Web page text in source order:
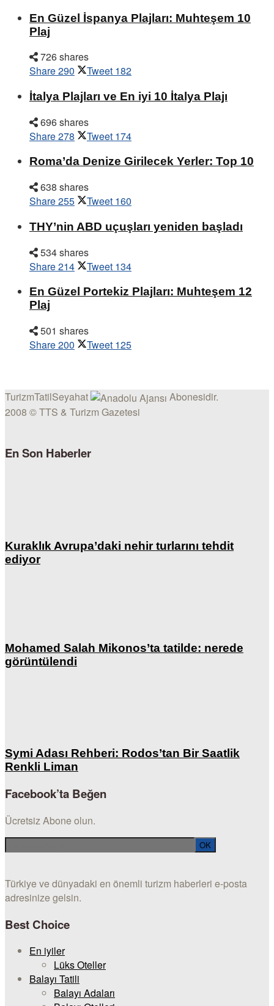
En Güzel İspanya Plajları: Muhteşem 10
Plaj
726 shares
Share290 Tweet 182
İtalya Plajları ve En iyi 10 İtalya Plajı
696 shares
Share278 Tweet 174
Roma’da Denize Girilecek Yerler: Top 10
638 shares
Share255 Tweet 160
THY’nin ABD uçuşları yeniden başladı
534 shares
Share214 Tweet 134
En Güzel Portekiz Plajları: Muhteşem 12
Plaj
501 shares
Share200 Tweet 125
TurizmTatilSeyahat
Abonesidir.
2008 © TTS & Turizm Gazetesi
En Son Haberler
Kuraklık Avrupa’daki nehir turlarını tehdit
ediyor
Mohamed Salah Mikonos’ta tatilde: nerede
görüntülendi
Symi Adası Rehberi: Rodos’tan Bir Saatlik
Renkli Liman
Facebook’ta Beğen
Ücretsiz Abone olun.
Türkiye ve dünyadaki en önemli turizm haberleri e-posta
adresinize gelsin.
Best Choice
En iyiler
Lüks Oteller
Balayı Tatili
Balayı Adaları